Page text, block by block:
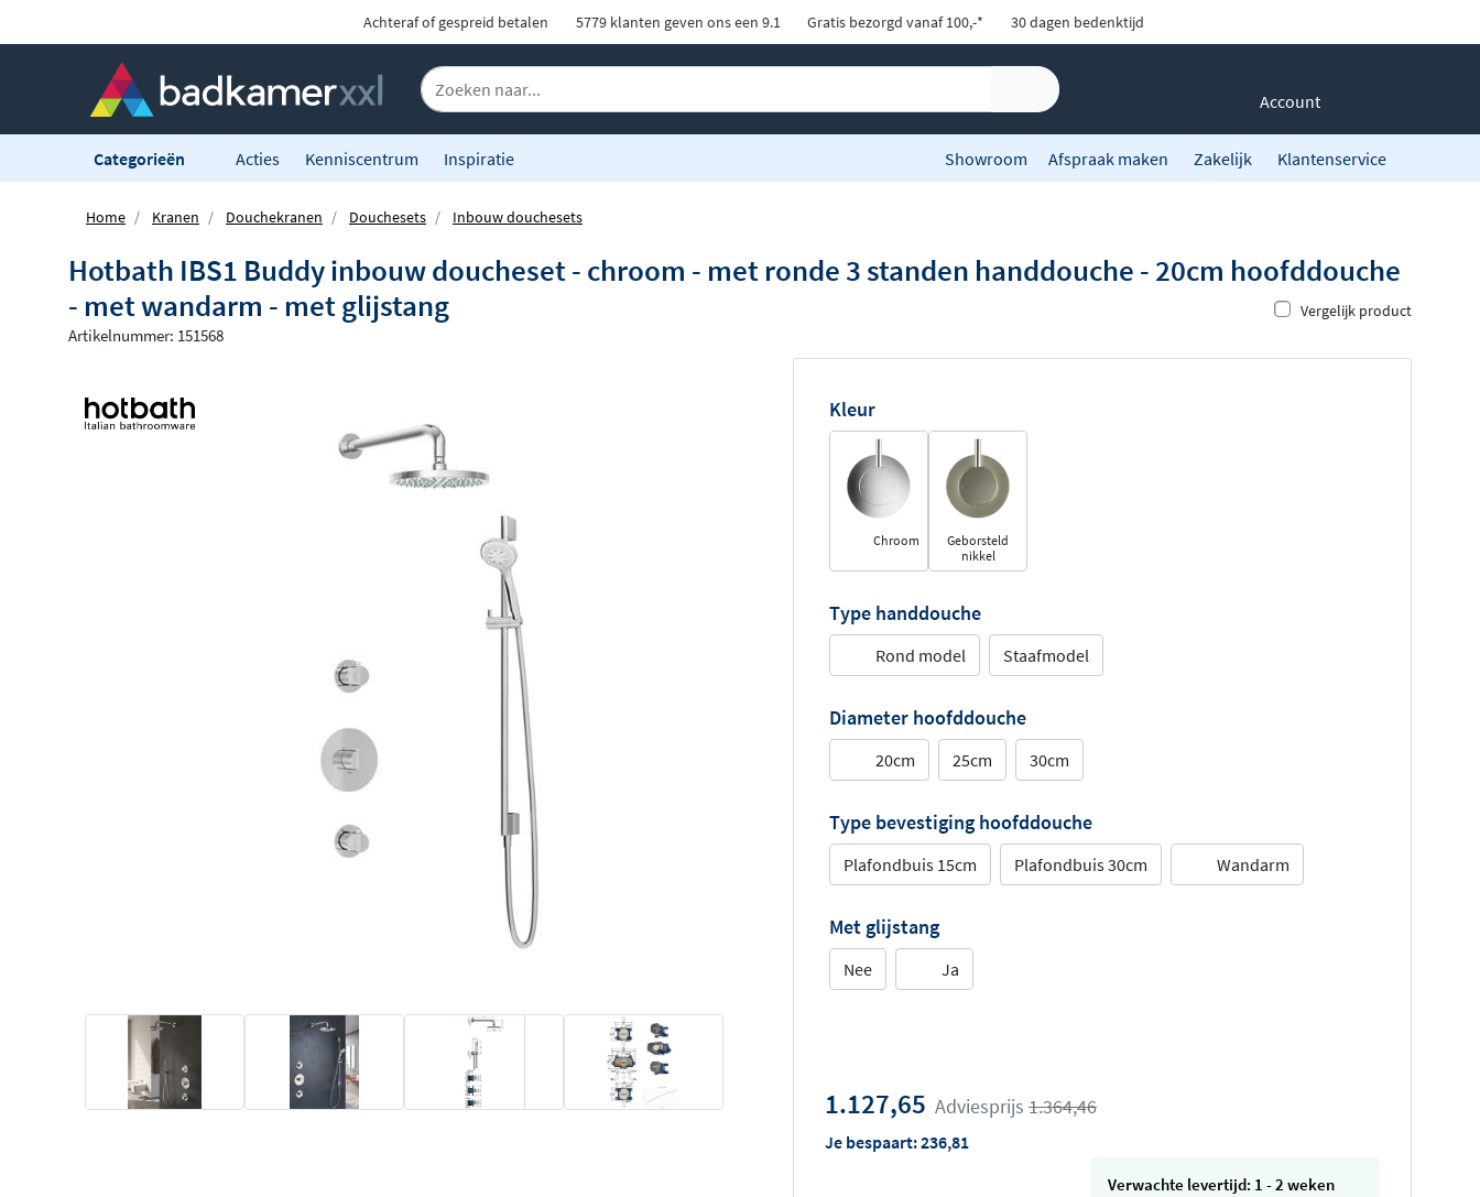
Achteraf of gespreid betalen 5779 klanten geven ons een 9.1 Gratis bezorgd vanaf 100,-* 30 dagen bedenktijd
Account
Categorieën Acties Kenniscentrum Inspiratie Showroom Afspraak maken Zakelijk Klantenservice
Home Kranen Douchekranen Douchesets Inbouw douchesets
Hotbath IBS1 Buddy inbouw doucheset - chroom - met ronde 3 standen handdouche - 20cm hoofddouche
- met wandarm - met glijstang
Vergelijk product
Artikelnummer: 151568
Kleur
Chroom
Geborsteld
nikkel
Type handdouche
Rond model Staafmodel
Diameter hoofddouche
20cm 25cm 30cm
Type bevestiging hoofddouche
Plafondbuis 15cm Plafondbuis 30cm Wandarm
Met glijstang
Nee Ja
1.127,65 Adviesprijs 1.364,46
Je bespaart:236,81
Verwachte levertijd: 1 - 2 weken